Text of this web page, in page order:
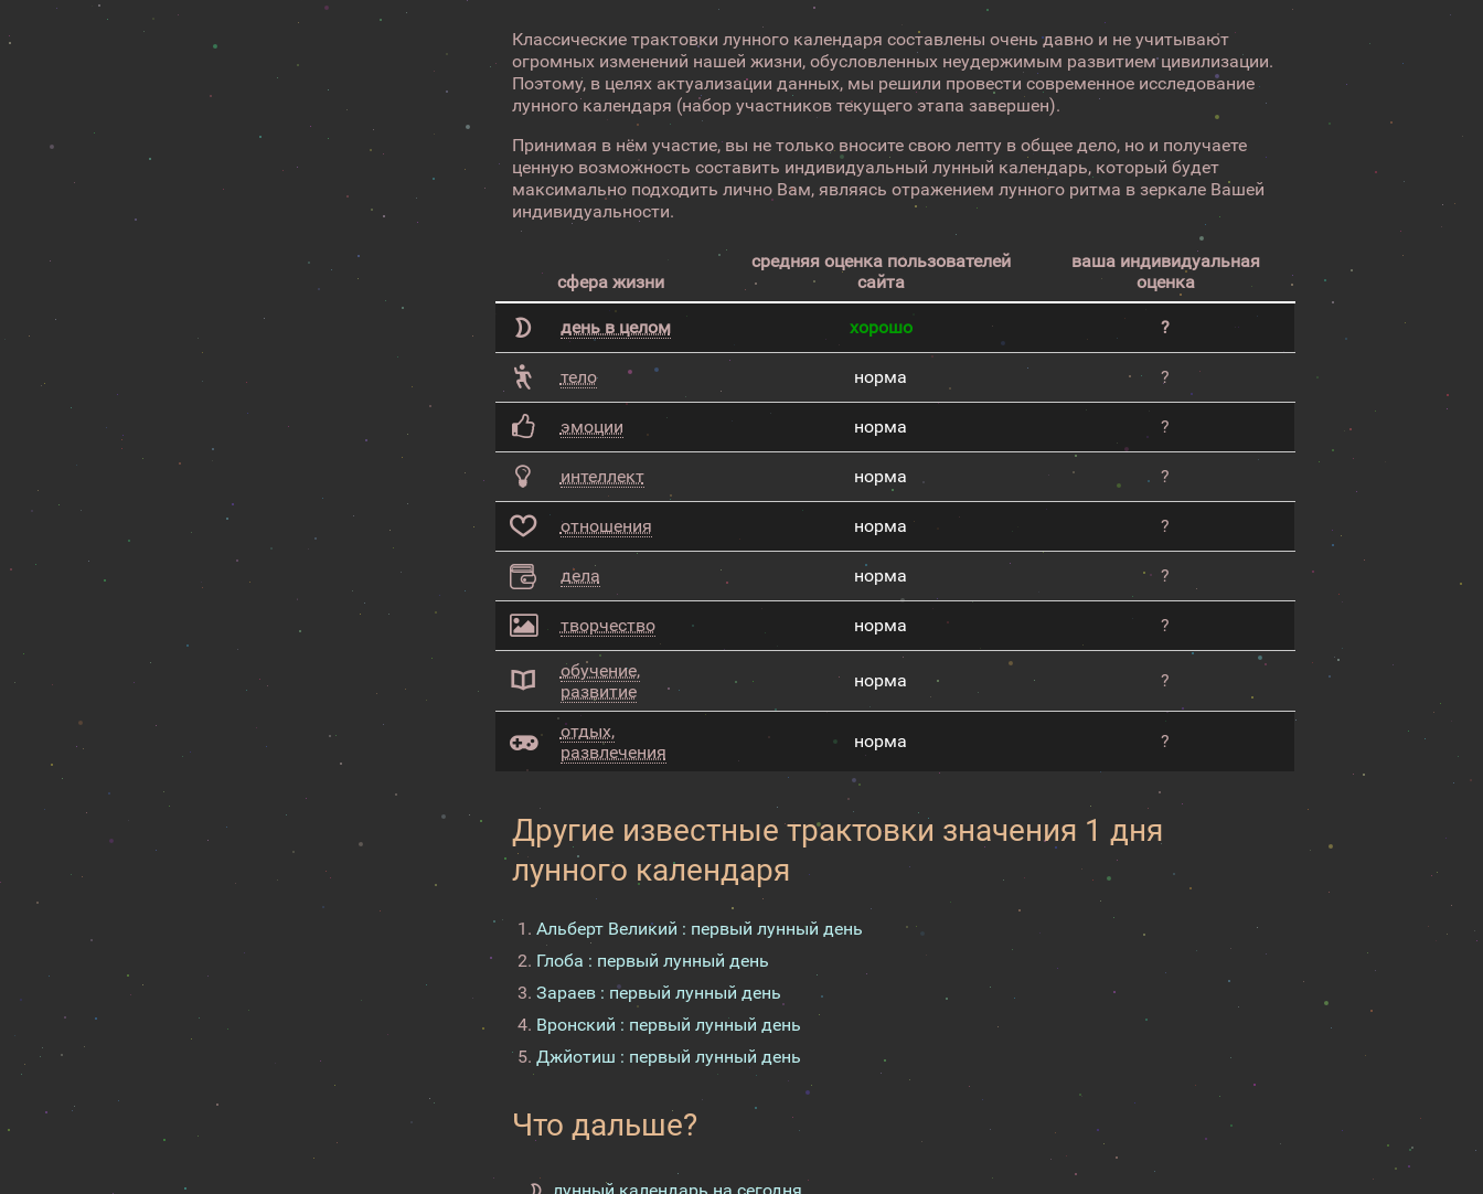
Классические трактовки лунного календаря составлены очень давно и не учитывают
огромных изменений нашей жизни, обусловленных неудержимым развитием цивилизации.
Поэтому, в целях актуализации данных, мы решили провести современное исследование
лунного календаря (набор участников текущего этапа завершен).
Принимая в нём участие, вы не только вносите свою лепту в общее дело, но и получаете
ценную возможность составить индивидуальный лунный календарь, который будет
максимально подходить лично Вам, являясь отражением лунного ритма в зеркале Вашей
индивидуальности.
сфера жизни
средняя оценка пользователей
сайта
ваша индивидуальная
оценка
день в целом хорошо ?
тело норма ?
эмоции норма ?
интеллект норма ?
отношения норма ?
дела норма ?
творчество норма ?
обучение,
развитие
норма ?
отдых,
развлечения
норма ?
Другие известные трактовки значения 1 дня
лунного календаря
Альберт Великий : первый лунный день
Глоба : первый лунный день
Зараев : первый лунный день
Вронский : первый лунный день
Джйотиш : первый лунный день
Что дальше?